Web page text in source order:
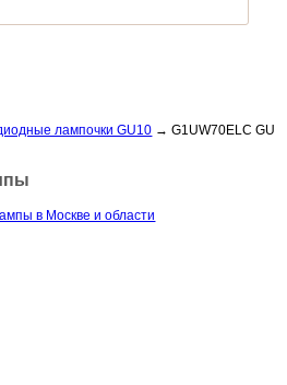
лампочки GU10 →G1UW70ELC GU